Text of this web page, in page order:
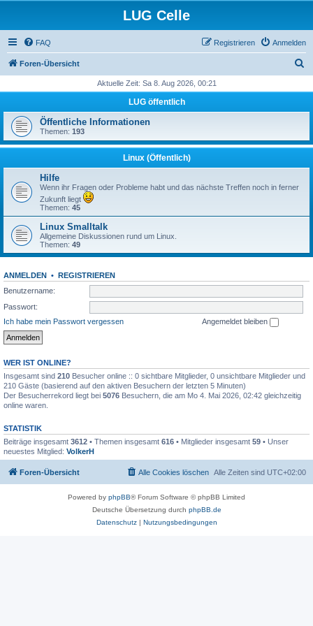
LUG Celle
FAQ Anmelden
Registrieren
Foren-Übersicht
h
Aktuelle Zeit: Sa 8. Aug 2026, 00:21
LUG öffentlich
Öffentliche Informationen
Themen: 193
Linux (Öffentlich)
Hilfe
Wenn ihr Fragen oder Probleme habt und das nächste Treffen noch in ferner
Zukunft liegt
Themen: 45
Linux Smalltalk
Allgemeine Diskussionen rund um Linux.
Themen: 49
ANMELDEN • REGISTRIEREN
Benutzername:
Passwort:
Ich habe mein Passwort vergessen
Angemeldet bleiben
WER IST ONLINE?
Insgesamt sind 210 Besucher online :: 0 sichtbare Mitglieder, 0 unsichtbare Mitglieder und
210 Gäste (basierend auf den aktiven Besuchern der letzten 5 Minuten)
Der Besucherrekord liegt bei 5076 Besuchern, die am Mo 4. Mai 2026, 02:42 gleichzeitig
online waren.
STATISTIK
Beiträge insgesamt 3612 • Themen insgesamt 616 • Mitglieder insgesamt 59 • Unser
neuestes Mitglied: VolkerH
Foren-Übersicht Alle Zeiten sind UTC+02:00
Alle Cookies löschen
Powered by phpBB® Forum Software © phpBB Limited
Deutsche Übersetzung durch phpBB.de
Datenschutz| Nutzungsbedingungen